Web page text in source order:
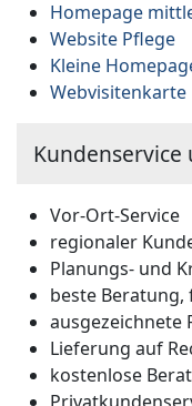
Homepage
Website Pflege
Kleine
Webvisitenkarte
Vor-Ort-Service
regionaler
Planungs- und
beste Beratung,
ausgezeichnete
Lieferung auf
kostenlose